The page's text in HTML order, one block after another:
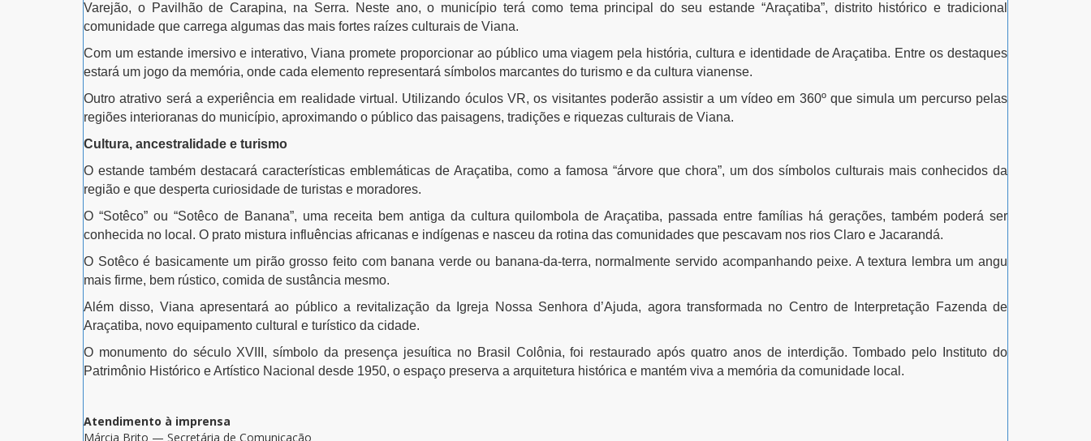
Varejão, o Pavilhão de Carapina, na Serra. Neste ano, o município terá como tema principal do seu estande “Araçatiba”, distrito histórico e tradicional
comunidade que carrega algumas das mais fortes raízes culturais de Viana.
Com um estande imersivo e interativo, Viana promete proporcionar ao público uma viagem pela história, cultura e identidade de Araçatiba. Entre os destaques
estará um jogo da memória, onde cada elemento representará símbolos marcantes do turismo e da cultura vianense.
Outro atrativo será a experiência em realidade virtual. Utilizando óculos VR, os visitantes poderão assistir a um vídeo em 360º que simula um percurso pelas
regiões interioranas do município, aproximando o público das paisagens, tradições e riquezas culturais de Viana.
Cultura, ancestralidade e turismo
O estande também destacará características emblemáticas de Araçatiba, como a famosa “árvore que chora”, um dos símbolos culturais mais conhecidos da
região e que desperta curiosidade de turistas e moradores.
O “Sotêco” ou “Sotêco de Banana”, uma receita bem antiga da cultura quilombola de Araçatiba, passada entre famílias há gerações, também poderá ser
conhecida no local. O prato mistura influências africanas e indígenas e nasceu da rotina das comunidades que pescavam nos rios Claro e Jacarandá.
O Sotêco é basicamente um pirão grosso feito com banana verde ou banana-da-terra, normalmente servido acompanhando peixe. A textura lembra um angu
mais firme, bem rústico, comida de sustância mesmo.
Além disso, Viana apresentará ao público a revitalização da Igreja Nossa Senhora d’Ajuda, agora transformada no Centro de Interpretação Fazenda de
Araçatiba, novo equipamento cultural e turístico da cidade.
O monumento do século XVIII, símbolo da presença jesuítica no Brasil Colônia, foi restaurado após quatro anos de interdição. Tombado pelo Instituto do
Patrimônio Histórico e Artístico Nacional desde 1950, o espaço preserva a arquitetura histórica e mantém viva a memória da comunidade local.
Atendimento à imprensa
Márcia Brito — Secretária de Comunicação